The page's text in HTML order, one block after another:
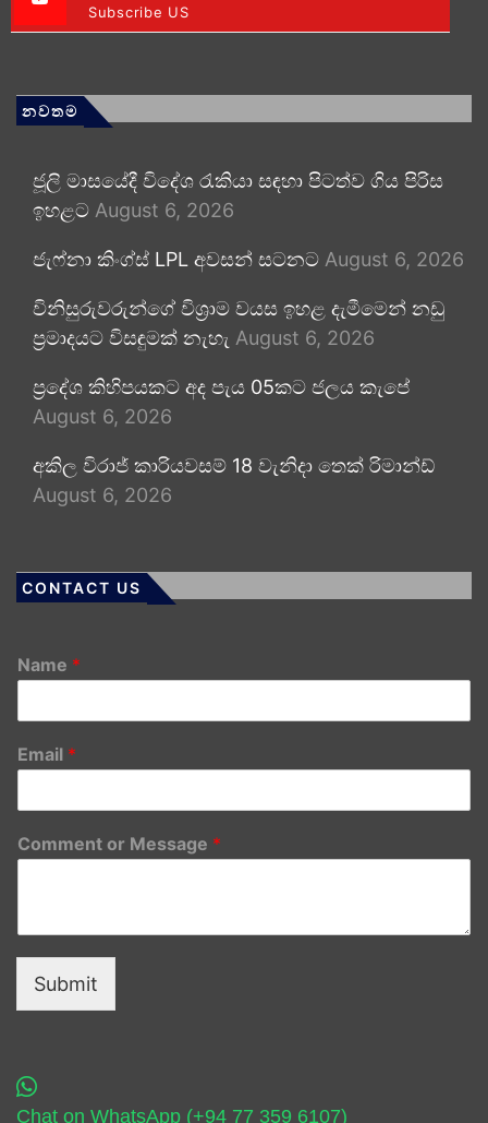
Subscribe US
නවතම
ජූලි මාසයේදී විදේශ රැකියා සඳහා පිටත්ව ගිය පිරිස
ඉහළට August 6, 2026
ජැෆ්නා කිංග්ස් LPL අවසන් සටනට August 6, 2026
විනිසුරුවරුන්ගේ විශ්‍රාම වයස ඉහළ දැමීමෙන් නඩු
ප්‍රමාදයට විසඳුමක් නැහැ August 6, 2026
ප්‍රදේශ කිහිපයකට අද පැය 05කට ජලය කැපේ
August 6, 2026
අකිල විරාජ් කාරියවසම් 18 වැනිදා තෙක් රිමාන්ඩ්
August 6, 2026
CONTACT US
Name *
Email *
Comment or Message *
Submit
Chat on WhatsApp (+94 77 359 6107)